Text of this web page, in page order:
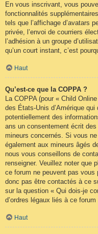
En vous inscrivant, vous
fonctionnalités
tels que l’affichage d’avatars
privée, l’envoi de courriers
l’adhésion à un groupe
qu’un court instant, c’est
Haut
Qu’est-ce que la COPPA ?
La COPPA (pour « Child
des États-Unis d’Amérique
potentiellement des
ans un consentement écrit
mineurs concernés. Si vous
également aux mineurs âgés
nous vous conseillons de
renseigner. Veuillez noter que
ce forum ne peuvent pas vous
donc pas être contactés à ce
sur la question « Qui dois-je
d’ordres légaux liés à ce forum
Haut